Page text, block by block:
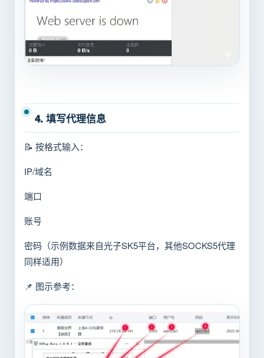
4. 填写代理信息
📝 按格式输入：
IP/域名
端口
账号
密码（示例数据来自光子SK5平台，其他SOCKS5代理
同样适用）
📌 图示参考：